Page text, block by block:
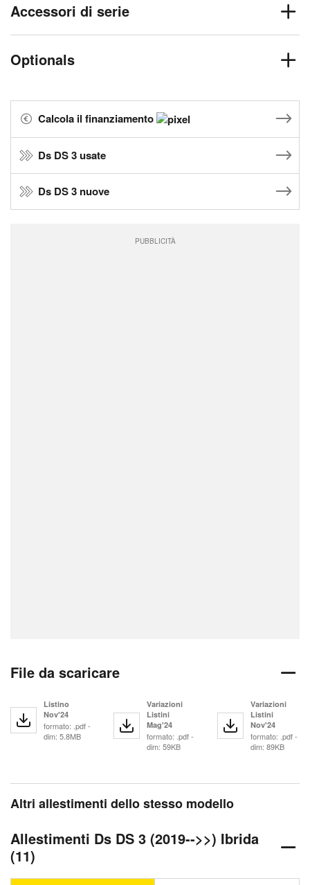
Accessori di serie
Optionals
Calcola il finanziamento
Ds DS 3 usate
Ds DS 3 nuove
PUBBLICITÀ
File da scaricare
Listino
Nov'24
formato: .pdf -
dim: 5.8MB
Variazioni
Listini
Mag'24
formato: .pdf -
dim: 59KB
Variazioni
Listini
Nov'24
formato: .pdf -
dim: 89KB
Altri allestimenti dello stesso modello
Allestimenti Ds DS 3 (2019-->>) Ibrida
(11)